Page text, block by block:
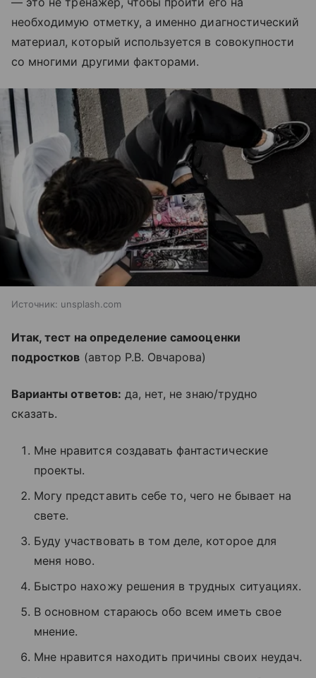
необходимую отметку, а именно диагностический
материал, который используется в совокупности
со многими другими факторами.
Источник: unsplash.com
Итак, тест на определение самооценки
подростков (автор Р.В. Овчарова)
Варианты ответов: да, нет, не знаю/трудно
сказать.
Мне нравится создавать фантастические
проекты.
Могу представить себе то, чего не бывает на
свете.
Буду участвовать в том деле, которое для
меня ново.
Быстро нахожу решения в трудных ситуациях.
В основном стараюсь обо всем иметь свое
мнение.
Мне нравится находить причины своих неудач.